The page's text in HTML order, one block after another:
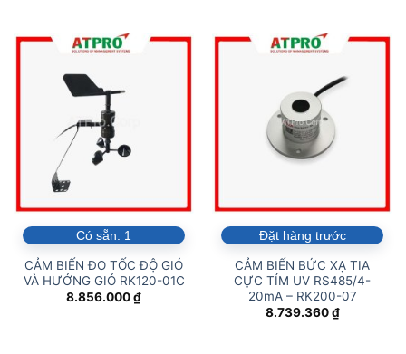
Có sẵn: 1
CẢM BIẾN ĐO TỐC ĐỘ GIÓ
VÀ HƯỚNG GIÓ RK120-01C
8.856.000₫
Đặt hàng trước
CẢM BIẾN BỨC XẠ TIA
CỰC TÍM UV RS485/4-
20mA – RK200-07
8.739.360₫